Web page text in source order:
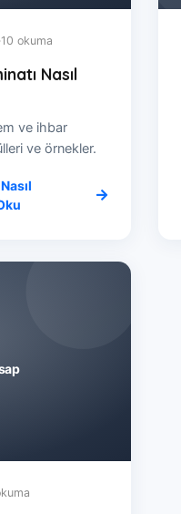
·10 okuma
Nasıl
ve ihbar
ve örnekler.